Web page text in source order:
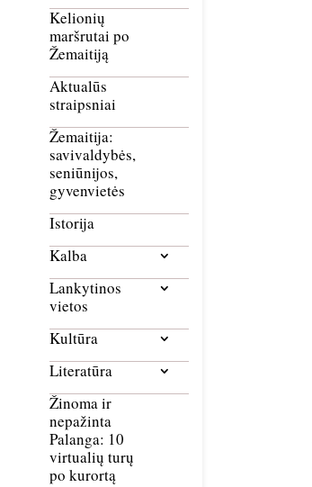
Kelionių
maršrutai po
Žemaitiją
Aktualūs
straipsniai
Žemaitija:
savivaldybės,
seniūnijos,
gyvenvietės
Istorija
Kalba
Lankytinos
vietos
Kultūra
Literatūra
Žinoma ir
nepažinta
Palanga: 10
virtualių turų
po kurortą